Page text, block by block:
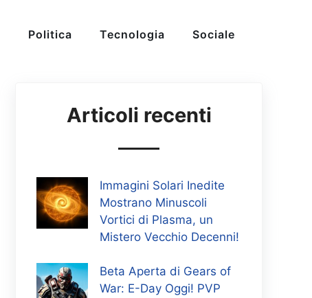
Politica Tecnologia Sociale
Articoli recenti
Immagini Solari Inedite
Mostrano Minuscoli
Vortici di Plasma, un
Mistero Vecchio Decenni!
Beta Aperta di Gears of
War: E-Day Oggi! PVP